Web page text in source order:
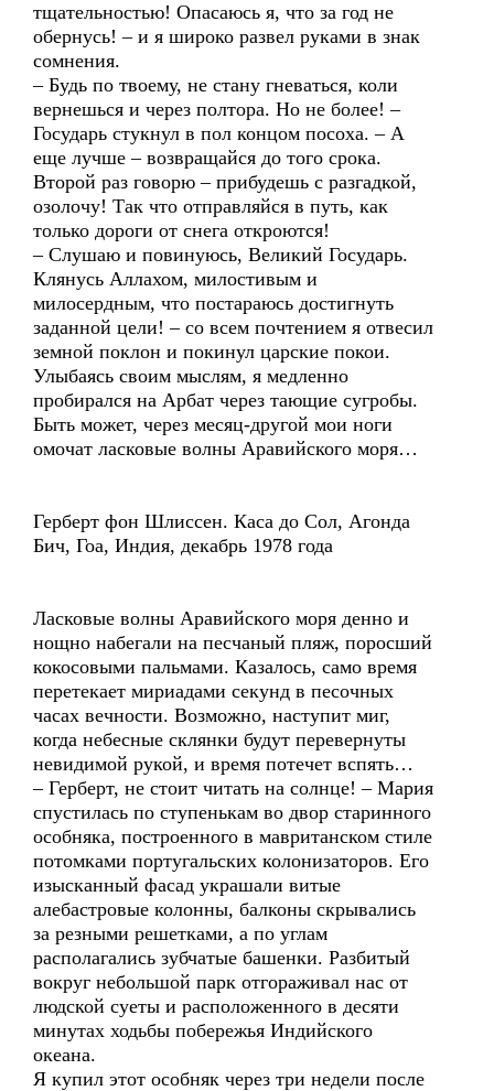
тщательностью! Опасаюсь я, что за год не
обернусь! – и я широко развел руками в знак
сомнения.
– Будь по твоему, не стану гневаться, коли
вернешься и через полтора. Но не более! –
Государь стукнул в пол концом посоха. – А
еще лучше – возвращайся до того срока.
Второй раз говорю – прибудешь с разгадкой,
озолочу! Так что отправляйся в путь, как
только дороги от снега откроются!
– Слушаю и повинуюсь, Великий Государь.
Клянусь Аллахом, милостивым и
милосердным, что постараюсь достигнуть
заданной цели! – со всем почтением я отвесил
земной поклон и покинул царские покои.
Улыбаясь своим мыслям, я медленно
пробирался на Арбат через тающие сугробы.
Быть может, через месяц-другой мои ноги
омочат ласковые волны Аравийского моря…
Герберт фон Шлиссен. Каса до Сол, Агонда
Бич, Гоа, Индия, декабрь 1978 года
Ласковые волны Аравийского моря денно и
нощно набегали на песчаный пляж, поросший
кокосовыми пальмами. Казалось, само время
перетекает мириадами секунд в песочных
часах вечности. Возможно, наступит миг,
когда небесные склянки будут перевернуты
невидимой рукой, и время потечет вспять…
– Герберт, не стоит читать на солнце! – Мария
спустилась по ступенькам во двор старинного
особняка, построенного в мавританском стиле
потомками португальских колонизаторов. Его
изысканный фасад украшали витые
алебастровые колонны, балконы скрывались
за резными решетками, а по углам
располагались зубчатые башенки. Разбитый
вокруг небольшой парк отгораживал нас от
людской суеты и расположенного в десяти
минутах ходьбы побережья Индийского
океана.
Я купил этот особняк через три недели после